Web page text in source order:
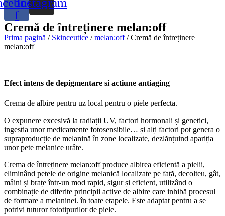
f
Cremă de întreținere melan:off
Prima pagină / Skinceutice /melan:off/ Cremă de întreținere
melan:off
Efect intens de depigmentare si actiune antiaging
Crema de albire pentru uz local pentru o piele perfecta.
O expunere excesivă la radiații UV, factori hormonali și genetici,
ingestia unor medicamente fotosensibile… și alți factori pot genera o
supraproducție de melanină în zone localizate, dezlănțuind apariția
unor pete melanice urâte.
Crema de întreținere melan:off produce albirea eficientă a pielii,
eliminând petele de origine melanică localizate pe față, decolteu, gât,
mâini și brațe într-un mod rapid, sigur și eficient, utilizând o
combinație de diferite principii active de albire care inhibă procesul
de formare a melaninei. în toate etapele. Este adaptat pentru a se
potrivi tuturor fototipurilor de piele.